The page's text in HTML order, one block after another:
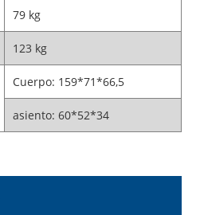
79 kg
123 kg
Cuerpo: 159*71*66,5
asiento: 60*52*34